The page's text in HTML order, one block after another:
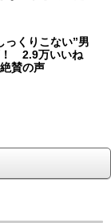
くりこない”男
2.9万いいね
賛の声